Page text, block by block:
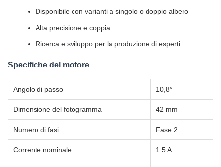
Disponibile con varianti a singolo o doppio albero
Alta precisione e coppia
Ricerca e sviluppo per la produzione di esperti
Specifiche del motore
Angolo di passo 10,8°
Dimensione del fotogramma 42 mm
Numero di fasi Fase 2
Corrente nominale 1.5 A